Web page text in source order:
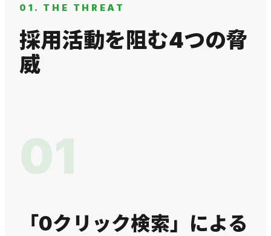
01. THE THREAT
採用活動を阻む4つの脅
威
01
「0クリック検索」による